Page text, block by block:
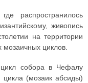
распространилось
живопись
на территории
циклов.
собора в Чефалу
(мозаик абсиды)